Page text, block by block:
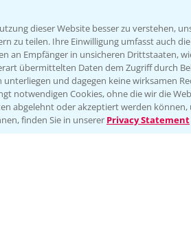
dieser Website besser zu verstehen,
zu teilen. Ihre Einwilligung umfasst auch
an Empfänger in unsicheren Drittstaaten,
übermittelten Daten dem Zugriff durch
und dagegen keine wirksamen
notwendigen Cookies, ohne die wir die
abgelehnt oder akzeptiert werden können,
finden Sie in unserer Privacy Statement